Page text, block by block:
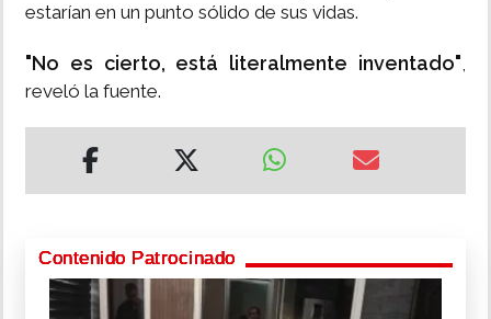
estarían en un punto sólido de sus vidas.
"No es cierto, está literalmente inventado",
reveló la fuente.
Contenido Patrocinado